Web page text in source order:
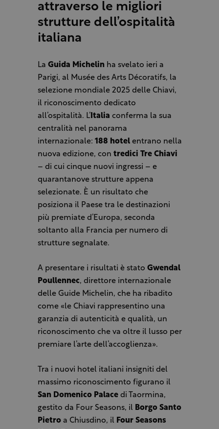
attraverso le migliori
strutture dell’ospitalità
italiana
La Guida Michelinha svelato ieri a
Parigi, al Musée des Arts Décoratifs, la
selezione mondiale 2025 delle Chiavi,
il riconoscimento dedicato
all’ospitalità. L’ Italia conferma la sua
centralità nel panorama
internazionale: 188 hotel entrano nella
nuova edizione, con tredici Tre Chiavi
– di cui cinque nuovi ingressi – e
quarantanove strutture appena
selezionate. È un risultato che
posiziona il Paese tra le destinazioni
più premiate d’Europa, seconda
soltanto alla Francia per numero di
strutture segnalate.
A presentare i risultati è stato Gwendal
Poullennec, direttore internazionale
delle Guide Michelin, che ha ribadito
come «le Chiavi rappresentino una
garanzia di autenticità e qualità, un
riconoscimento che va oltre il lusso per
premiare l’arte dell’accoglienza».
Tra i nuovi hotel italiani insigniti del
massimo riconoscimento figurano il
San Domenico Palacedi Taormina,
gestito da Four Seasons, il Borgo Santo
Pietroa Chiusdino, il Four Seasons